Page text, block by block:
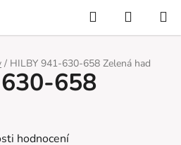
Hledat
KOŠÍK
/ HILBY 941-630-658 Zelená had
658
hodnocení